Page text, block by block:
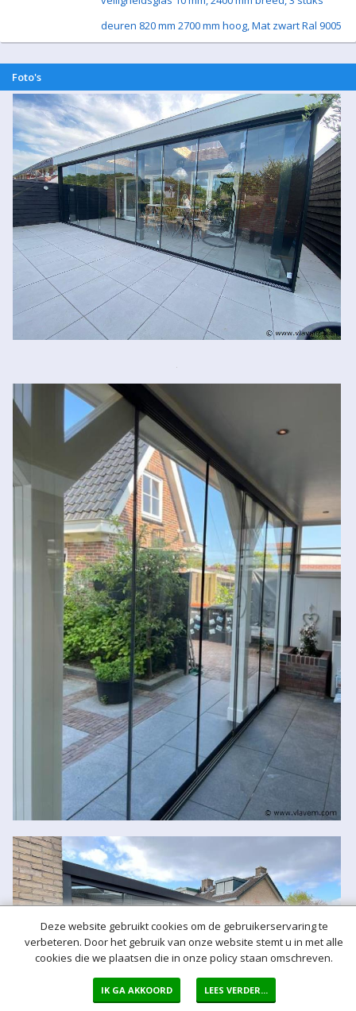
deuren 820 mm 2700 mm hoog, Mat zwart Ral 9005
Foto's
Deze website gebruikt cookies om de gebruikerservaring te
verbeteren. Door het gebruik van onze website stemt u in met alle
cookies die we plaatsen die in onze policy staan omschreven.
IK GA AKKOORD LEES VERDER...